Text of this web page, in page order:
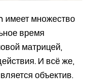
имеет множество
время
матрицей,
И всё же,
объектив.